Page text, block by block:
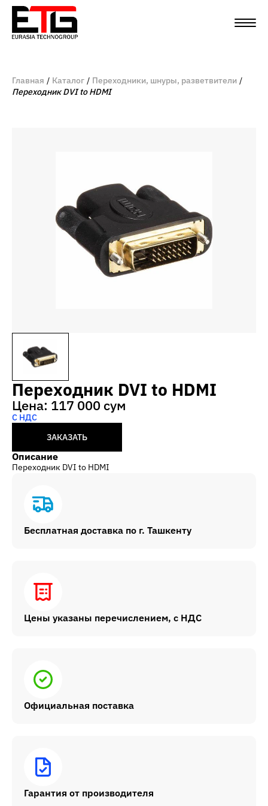
Главная Каталог
Переходники, шнуры, разветвители
Переходник DVI to HDMI
Переходник DVI to HDMI
Цена: 117 000 сум
С НДС
ЗАКАЗАТЬ
Описание
Переходник DVI to HDMI
Бесплатная доставка по г. Ташкенту
Цены указаны перечислением, с НДС
Официальная поставка
Гарантия от производителя